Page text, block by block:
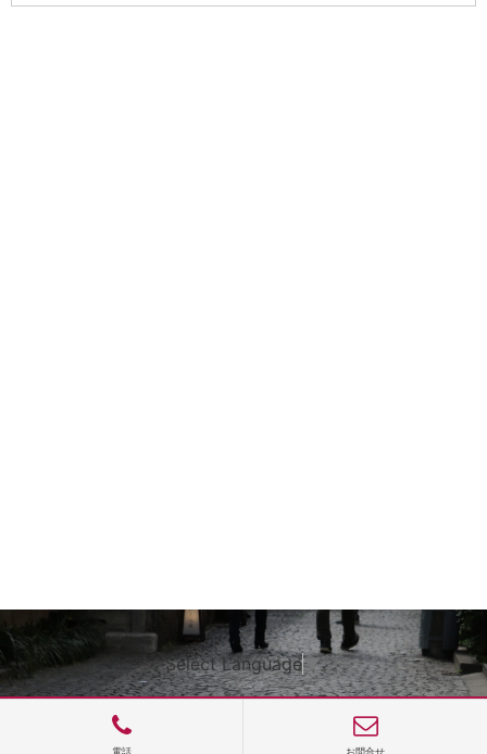
Select Language▼
電話 お問合せ